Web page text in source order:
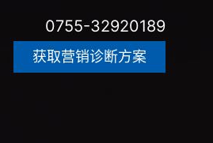
0755-32920189
获取营销诊断方案